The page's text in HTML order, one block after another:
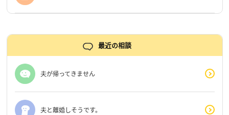
最近の相談
夫が帰ってきません
夫と離婚しそうです。